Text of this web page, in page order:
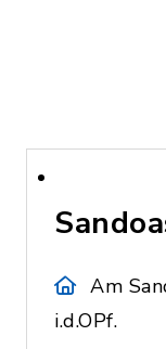
Am
i.d.OPf.